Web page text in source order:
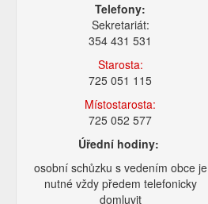
Telefony:
Sekretariát:
354 431 531
Starosta:
725 051 115
Místostarosta:
725 052 577
Úřední hodiny:
osobní schůzku s vedením obce je
nutné vždy předem telefonicky
domluvit